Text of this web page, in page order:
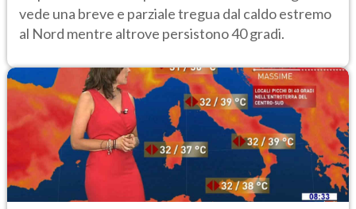
vede una breve e parziale tregua dal caldo estremo
al Nord mentre altrove persistono 40 gradi.